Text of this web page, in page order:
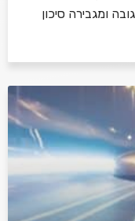
ומגבירה סיכון